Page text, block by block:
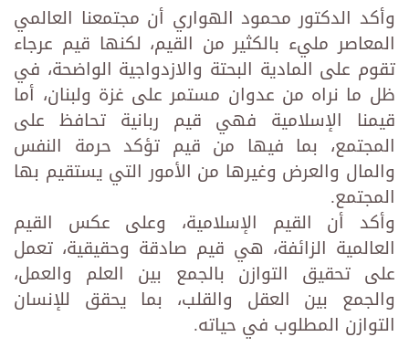
وأكد الدكتور محمود الهواري أن مجتمعنا العالمي
المعاصر مليء بالكثير من القيم، لكنها قيم عرجاء
تقوم على المادية البحتة والازدواجية الواضحة، في
ظل ما نراه من عدوان مستمر على غزة ولبنان، أما
قيمنا الإسلامية فهي قيم ربانية تحافظ على
المجتمع، بما فيها من قيم تؤكد حرمة النفس
والمال والعرض وغيرها من الأمور التي يستقيم بها
المجتمع.
وأكد أن القيم الإسلامية، وعلى عكس القيم
العالمية الزائفة، هي قيم صادقة وحقيقية، تعمل
على تحقيق التوازن بالجمع بين العلم والعمل،
والجمع بين العقل والقلب، بما يحقق للإنسان
التوازن المطلوب في حياته.